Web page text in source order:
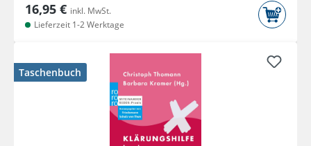
16,95 € inkl. MwSt.
Lieferzeit 1-2 Werktage
Taschenbuch